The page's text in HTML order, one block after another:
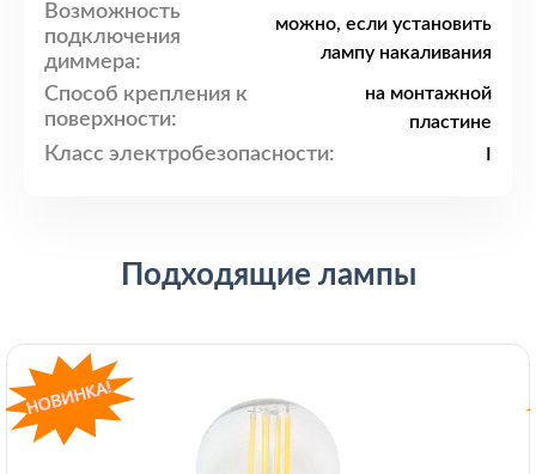
Возможность
подключения
диммера:
можно, если установить
лампу накаливания
Способ крепления к
поверхности:
на монтажной
пластине
Класс электробезопасности:
Подходящие лампы